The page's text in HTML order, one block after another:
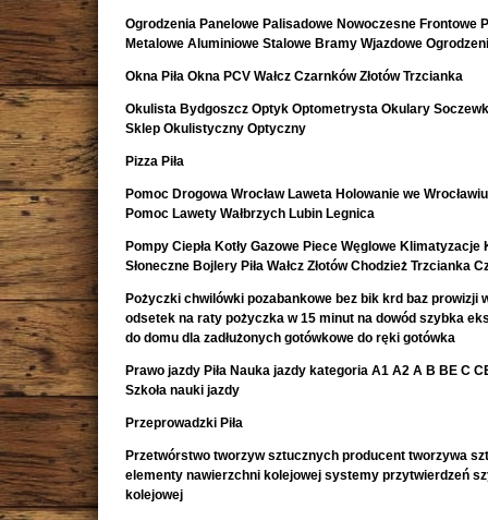
Ogrodzenia Panelowe Palisadowe Nowoczesne Frontowe
Metalowe Aluminiowe Stalowe Bramy Wjazdowe
Okna Piła Okna PCV Wałcz Czarnków Złotów Trzcianka
Okulista Bydgoszcz Optyk Optometrysta Okulary
Sklep Okulistyczny Optyczny
Pizza Piła
Pomoc Drogowa Wrocław Laweta Holowanie we
Pomoc Lawety Wałbrzych Lubin Legnica
Pompy Ciepła Kotły Gazowe Piece Węglowe Klimatyzacje
Słoneczne Bojlery Piła Wałcz Złotów Chodzież Trzcianka
Pożyczki chwilówki pozabankowe bez bik krd baz prowizji
odsetek na raty pożyczka w 15 minut na dowód szybka
do domu dla zadłużonych gotówkowe do ręki gotówka
Prawo jazdy Piła Nauka jazdy kategoria A1 A2 A B BE C
Szkoła nauki jazdy
Przeprowadzki Piła
Przetwórstwo tworzyw sztucznych producent tworzywa
elementy nawierzchni kolejowej systemy przytwierdzeń
kolejowej